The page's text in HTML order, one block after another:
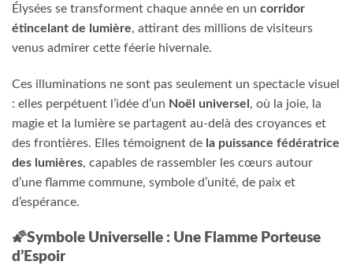
Élysées se transforment chaque année en un corridor
étincelant de lumière, attirant des millions de visiteurs
venus admirer cette féerie hivernale.
Ces illuminations ne sont pas seulement un spectacle visuel
: elles perpétuent l’idée d’un Noël universel , où la joie, la
magie et la lumière se partagent au-delà des croyances et
des frontières. Elles témoignent de la puissance fédératrice
des lumières, capables de rassembler les cœurs autour
d’une flamme commune, symbole d’unité, de paix et
d’espérance.
🌠Symbole Universelle : Une Flamme Porteuse
d’Espoir